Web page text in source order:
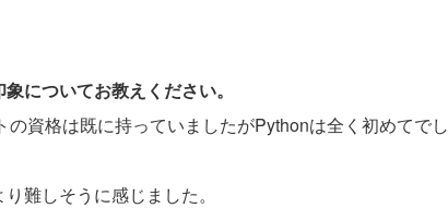
についてお教えください。
資格は既に持っていましたがPythonは全く初めてでし
難しそうに感じました。